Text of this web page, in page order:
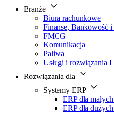
Branże
Biura rachunkowe
Finanse, Bankowość i
FMCG
Komunikacja
Paliwa
Usługi i rozwiązania
Rozwiązania dla
Systemy ERP
ERP dla
ERP dla